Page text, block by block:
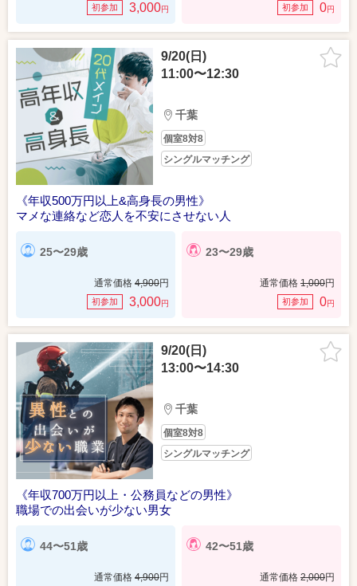
初参加 3,000円 初参加 0円
9/20(日)
11:00〜12:30
千葉
個室8対8
シングルマッチング
《年収500万円以上&高身長の男性》
マメな連絡など恋人を不安にさせない人
25〜29歳
通常価格 4,900円
初参加 3,000円
23〜29歳
通常価格 1,000円
初参加 0円
9/20(日)
13:00〜14:30
千葉
個室8対8
シングルマッチング
《年収700万円以上・公務員などの男性》
職場での出会いが少ない男女
44〜51歳
通常価格 4,900円
42〜51歳
通常価格 2,000円